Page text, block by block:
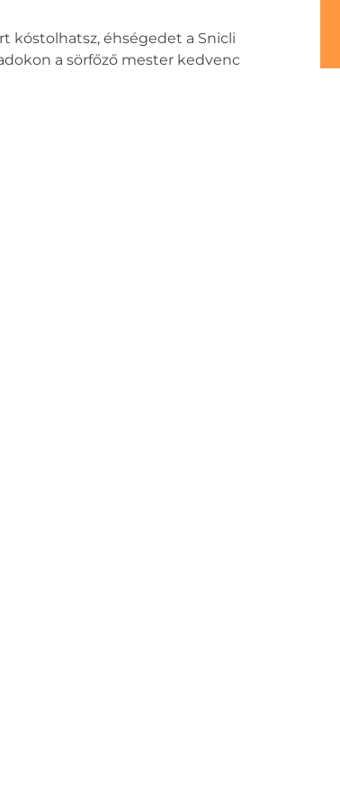
kóstolhatsz, éhségedet a Snicli
a sörfőző mester kedvenc